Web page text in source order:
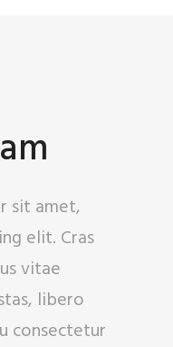
sit amet,
elit. Cras
vitae
libero
consectetur